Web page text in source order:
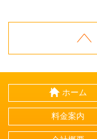
ホーム
料金案内